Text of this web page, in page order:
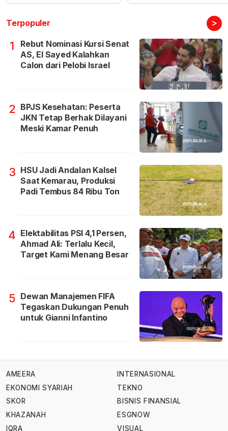
Terpopuler >
1
Rebut Nominasi Kursi Senat
AS, El Sayed Kalahkan
Calon dari Pelobi Israel
2 BPJS Kesehatan: Peserta
JKN Tetap Berhak Dilayani
Meski Kamar Penuh
3 HSU Jadi Andalan Kalsel
Saat Kemarau, Produksi
Padi Tembus 84 Ribu Ton
4 Elektabilitas PSI 4,1 Persen,
Ahmad Ali: Terlalu Kecil,
Target Kami Menang Besar
5 Dewan Manajemen FIFA
Tegaskan Dukungan Penuh
untuk Gianni Infantino
AMEERA
EKONOMI SYARIAH
SKOR
KHAZANAH
IQRA
INTERNASIONAL
TEKNO
BISNIS FINANSIAL
ESGNOW
VISUAL